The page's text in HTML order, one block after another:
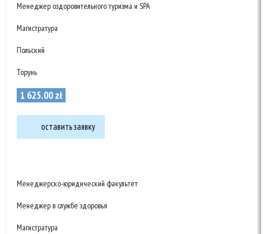
Менеджер оздоровительного туризма и SPA
Магистратура
Польский
Торунь
1 625.00zł
оставить заявку
Менеджерско-юридический факультет
Менеджер в службе здоровья
Магистратура